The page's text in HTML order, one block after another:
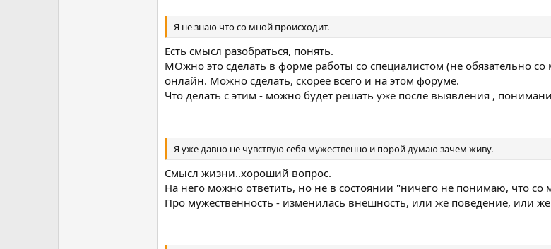
Я не знаю что со мной происходит.
Есть смысл разобраться, понять.
МОжно это сделать в форме работы со специалистом (не обязательно
онлайн. Можно сделать, скорее всего и на этом форуме.
Что делать с этим - можно будет решать уже после выявления ,
Я уже давно не чувствую себя мужественно и порой думаю зачем живу.
Смысл жизни..хороший вопрос.
На него можно ответить, но не в состоянии "ничего не понимаю, что со
Про мужественность - изменилась внешность, или же поведение, или же